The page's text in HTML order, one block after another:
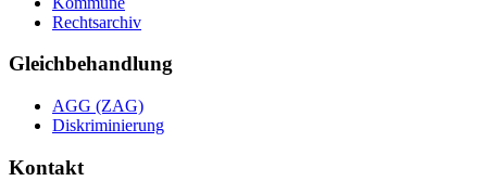
Rechtsarchiv
Gleichbehandlung
AGG (ZAG)
Diskriminierung
Kontakt